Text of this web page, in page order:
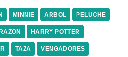
MINNIE ARBOL PELUCHE
HARRY POTTER
TAZA VENGADORES